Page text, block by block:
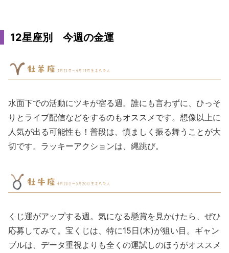
12星座別 今週の金運
水面下での活動にツキが宿る週。誰にも言わずに、ひっそ
りとライブ配信などをするのもオススメです。想像以上に
人気が出る可能性も！普段は、慎ましく振る舞うことが大
切です。ラッキーアクションは、縄跳び。
くじ運がアップする週。気になる懸賞を見かけたら、ぜひ
応募してみて。宝くじは、特に15日(木)が狙い目。ギャン
ブルは、データ重視よりも全くの運試しのほうがオススメ